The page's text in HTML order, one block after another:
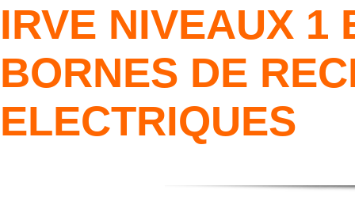
IRVE NIVEAUX 1
BORNES DE
ELECTRIQUES